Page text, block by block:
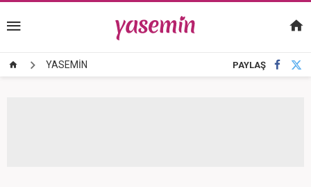
YASEMİN PAYLAŞ